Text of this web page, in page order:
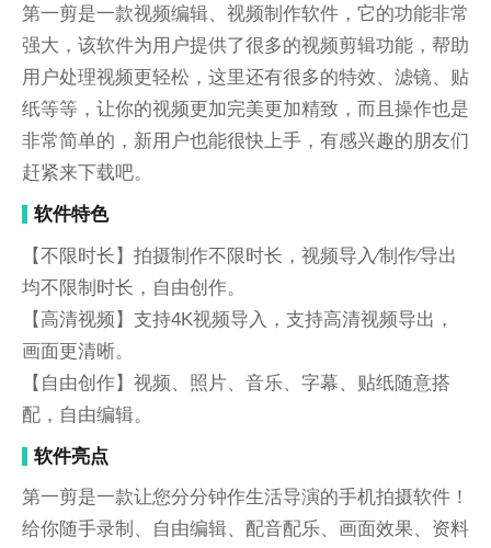
第一剪是一款视频编辑、视频制作软件，它的功能非常
强大，该软件为用户提供了很多的视频剪辑功能，帮助
用户处理视频更轻松，这里还有很多的特效、滤镜、贴
纸等等，让你的视频更加完美更加精致，而且操作也是
非常简单的，新用户也能很快上手，有感兴趣的朋友们
赶紧来下载吧。
软件特色
【不限时长】拍摄制作不限时长，视频导入⁄制作⁄导出
均不限制时长，自由创作。
【高清视频】支持4K视频导入，支持高清视频导出，
画面更清晰。
【自由创作】视频、照片、音乐、字幕、贴纸随意搭
配，自由编辑。
软件亮点
第一剪是一款让您分分钟作生活导演的手机拍摄软件！
给你随手录制、自由编辑、配音配乐、画面效果、资料